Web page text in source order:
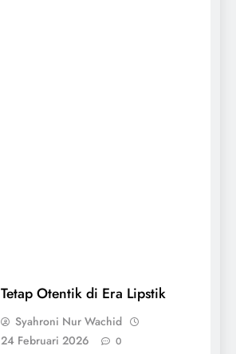
Tetap Otentik di Era Lipstik
Syahroni Nur Wachid
24 Februari 2026
0